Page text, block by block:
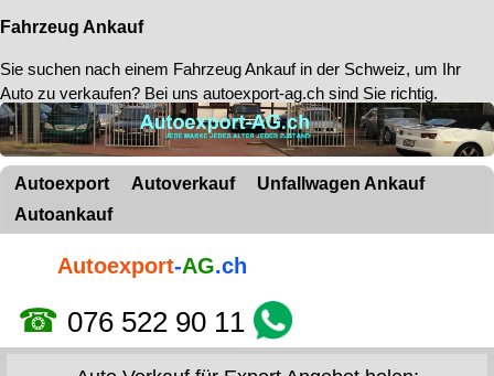
Fahrzeug Ankauf
Sie suchen nach einem Fahrzeug Ankauf in der Schweiz, um Ihr
Auto zu verkaufen? Bei uns autoexport-ag.ch sind Sie richtig.